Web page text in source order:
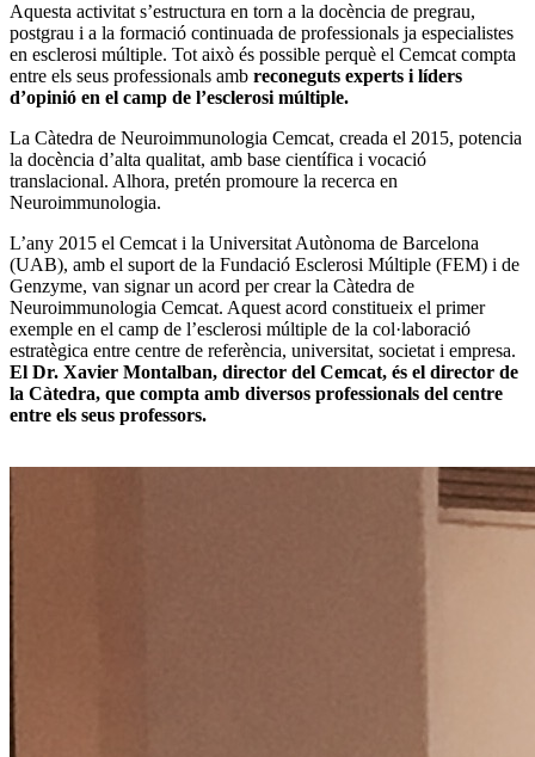
Aquesta activitat s’estructura en torn a la docència de pregrau,
postgrau i a la formació continuada de professionals ja especialistes
en esclerosi múltiple. Tot això és possible perquè el Cemcat compta
entre els seus professionals amb reconeguts experts i líders
d’opinió en el camp de l’esclerosi múltiple.
La Càtedra de Neuroimmunologia Cemcat, creada el 2015, potencia
la docència d’alta qualitat, amb base científica i vocació
translacional. Alhora, pretén promoure la recerca en
Neuroimmunologia.
L’any 2015 el Cemcat i la Universitat Autònoma de Barcelona
(UAB), amb el suport de la Fundació Esclerosi Múltiple (FEM) i de
Genzyme, van signar un acord per crear la Càtedra de
Neuroimmunologia Cemcat. Aquest acord constitueix el primer
exemple en el camp de l’esclerosi múltiple de la col·laboració
estratègica entre centre de referència, universitat, societat i empresa.
El Dr. Xavier Montalban, director del Cemcat, és el director de
la Càtedra, que compta amb diversos professionals del centre
entre els seus professors.